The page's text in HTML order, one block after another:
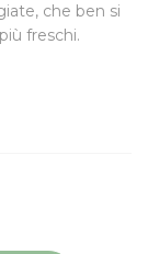
, che ben si
freschi.